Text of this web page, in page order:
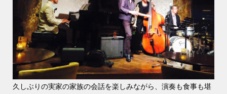
久しぶりの実家の家族の会話を楽しみながら、演奏も食事も堪